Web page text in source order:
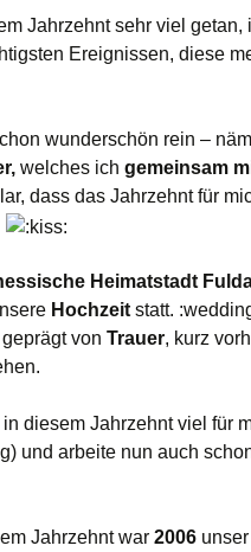
Jahrzehnt sehr viel getan,
Ereignissen, diese
wunderschön rein –
welches ich gemeinsam
dass das Jahrzehnt für
Heimatstadt
Hochzeit statt.
von Trauer, kurz
diesem Jahrzehnt viel für
und arbeite nun auch
Jahrzehnt war 2006 unser